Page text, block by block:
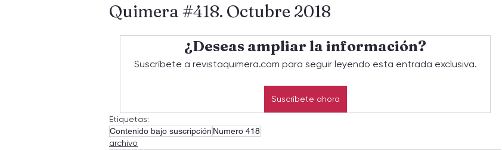
Quimera #418. Octubre 2018
¿Deseas ampliar la información?
Suscríbete a revistaquimera.com para seguir leyendo esta entrada exclusiva.
Suscríbete ahora
Etiquetas:
Contenido bajo suscripción Numero 418
archivo